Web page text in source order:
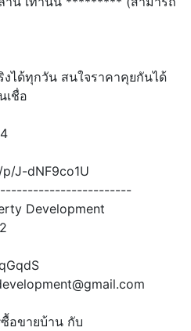
ได้ทุกวัน สนใจราคาคุยกันได้
เชื่อ
J-dNF9co1U
Development
ซื้อขายบ้าน กับ